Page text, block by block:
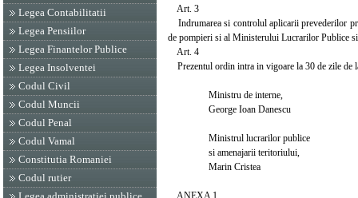
Legea Contabilitatii
Legea Pensiilor
Legea Finantelor Publice
Legea Insolventei
Codul Civil
Codul Muncii
Codul Penal
Codul Vamal
Constitutia Romaniei
Codul rutier
Art. 3
Indrumarea si controlul aplicarii prevederilor
de pompieri si al Ministerului Lucrarilor Publice
Art. 4
Prezentul ordin intra in vigoare la 30 de zile
Ministru de interne,
George Ioan Danescu
Ministrul lucrarilor publice
si amenajarii teritoriului,
Marin Cristea
ANEXA 1